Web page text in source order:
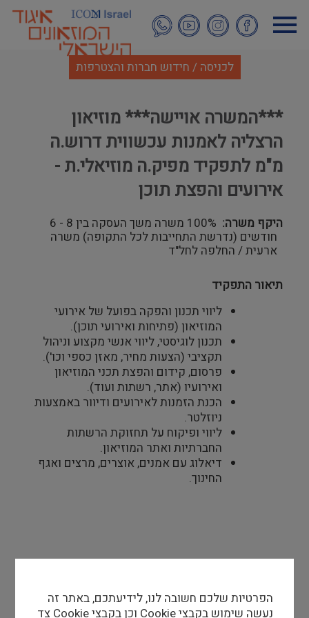
לתוכן
העיקרי
לכניסה / חידוש חברות והצטרפות
***המשרה אויישה*** מוזיאון
הרצליה לאמנות עכשווית דרוש.ה
מ"מ לתפקיד מפיק.ה מוזיאלי.ת -
אירועים והפצת תוכן
היקף משרה
100% משרה משך העסקה בין 8 - 6
חודשים (נדרשת התחייבות לכל התקופה) משרה
ארעית / החלפה לחל"ד
תיאור התפקיד
ליווי תכנון והפקה בפועל של אירועי
המוזיאון (פתיחות ואירועי תוכן).
תכנון לוגיסטי, ליווי אנשי מקצוע וניהול
תקציבי (הצעות מחיר, מאזן כספי וכו').
פרסום, קידום והפצת תכני המוזיאון
ואירועיו (אתר, רשתות ועוד).
הכנת הזמנות לאירועים ודיוור באמצעות
ניוזלטר.
ליווי ופיקוח על תחזוקת הרשתות
החברתיות ואתר המוזיאון.
דיאלוג עם אמנים, אוצרים, מרצים ואגף
החינוך.
דרישות סף
הפרטיות שלכם חשובה לנו, לידיעתכם, באתר זה
נעשה שימוש בקבצי Cookie וכן בקבצי Cookie צד